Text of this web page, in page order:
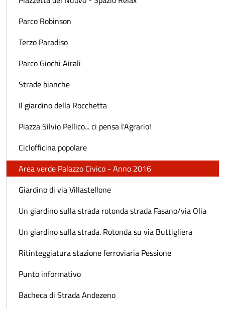
Parco Robinson
Terzo Paradiso
Parco Giochi Airali
Strade bianche
Il giardino della Rocchetta
Piazza Silvio Pellico... ci pensa l'Agrario!
Ciclofficina popolare
Area verde Palazzo Civico - Anno 2016
Giardino di via Villastellone
Un giardino sulla strada rotonda strada Fasano/via Olia
Un giardino sulla strada. Rotonda su via Buttigliera
Ritinteggiatura stazione ferroviaria Pessione
Punto informativo
Bacheca di Strada Andezeno